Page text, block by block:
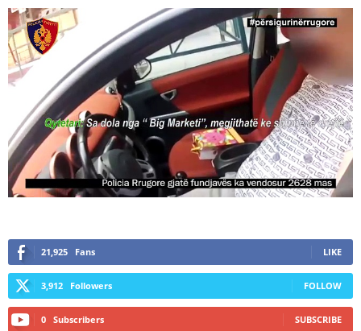
21,925 Fans LIKE
3,912 Followers FOLLOW
0 Subscribers SUBSCRIBE